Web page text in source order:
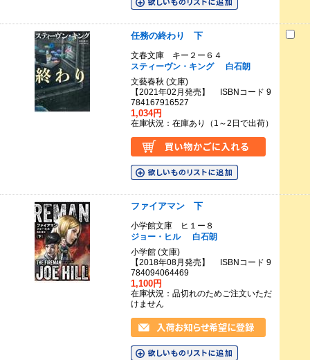
任務の終わり 下
文春文庫 キー２ー６４
スティーヴン・キング
白石朗
文藝春秋 (文庫)
【2021年02月発売】 ISBNコード 9
784167916527
1,034円
在庫状況：在庫あり（1～2日で出荷）
ファイアマン 下
小学館文庫 ヒ１ー８
ジョー・ヒル
白石朗
小学館 (文庫)
【2018年08月発売】 ISBNコード 9
784094064469
1,100円
在庫状況：品切れのためご注文いただ
けません